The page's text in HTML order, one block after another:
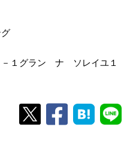
－１グラン ナ ソレイユ１